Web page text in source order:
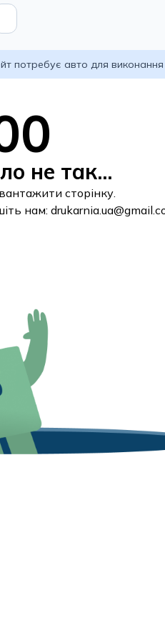
потребує авто для
не так...
сторінку.
нам: